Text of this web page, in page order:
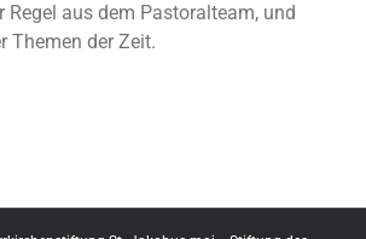
Regel aus dem Pastoralteam, und
Themen der Zeit.